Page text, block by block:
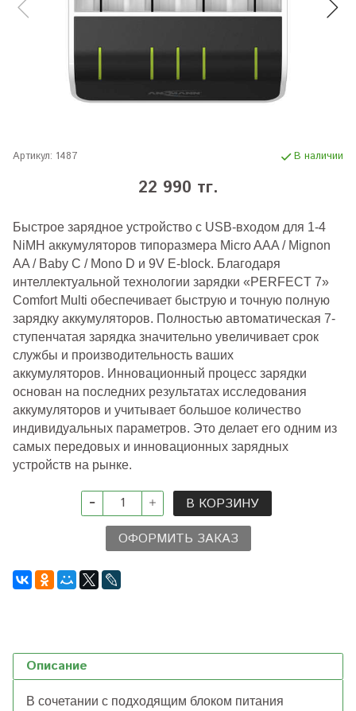
Артикул: 1487 В наличии
22 990 тг.
Быстрое зарядное устройство с USB-входом для 1-4
NiMH аккумуляторов типоразмера Micro AAA / Mignon
AA / Baby C / Mono D и 9V E-block. Благодаря
интеллектуальной технологии зарядки «PERFECT 7»
Comfort Multi обеспечивает быструю и точную полную
зарядку аккумуляторов. Полностью автоматическая 7-
ступенчатая зарядка значительно увеличивает срок
службы и производительность ваших
аккумуляторов. Инновационный процесс зарядки
основан на последних результатах исследования
аккумуляторов и учитывает большое количество
индивидуальных параметров. Это делает его одним из
самых передовых и инновационных зарядных
устройств на рынке.
В КОРЗИНУ
ОФОРМИТЬ ЗАКАЗ
Описание
В сочетании с подходящим блоком питания